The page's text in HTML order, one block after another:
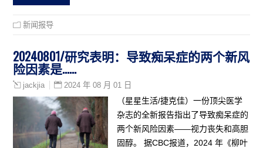
新闻报导
20240801/研究表明：导致痴呆症的两个新风
险因素是……
jackjia 2024 年 08 月 01 日
（星星生活/捷克佳）一份顶尖医学
杂志的全新报告指出了导致痴呆症的
两个新风险因素——视力丧失和高胆
固醇。 据CBC报道，2024 年《柳叶